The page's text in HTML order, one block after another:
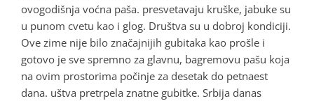
ovogodišnja voćna paša. presvetavaju kruške, jabuke su
u punom cvetu kao i glog. Društva su u dobroj kondiciji.
Ove zime nije bilo značajnijih gubitaka kao prošle i
gotovo je sve spremno za glavnu, bagremovu pašu koja
na ovim prostorima počinje za desetak do petnaest
dana. uštva pretrpela znatne gubitke. Srbija danas